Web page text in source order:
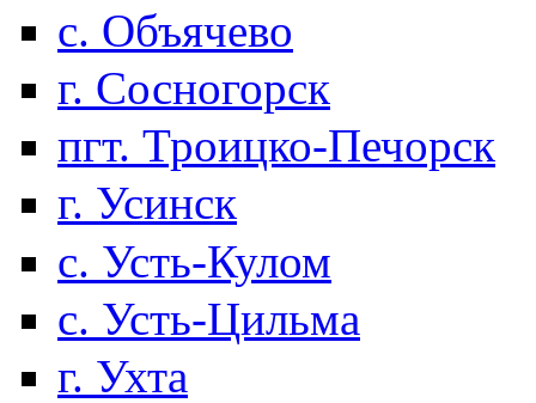
с. Объячево
г. Сосногорск
пгт. Троицко-Печорск
г. Усинск
с. Усть-Кулом
с. Усть-Цильма
г. Ухта